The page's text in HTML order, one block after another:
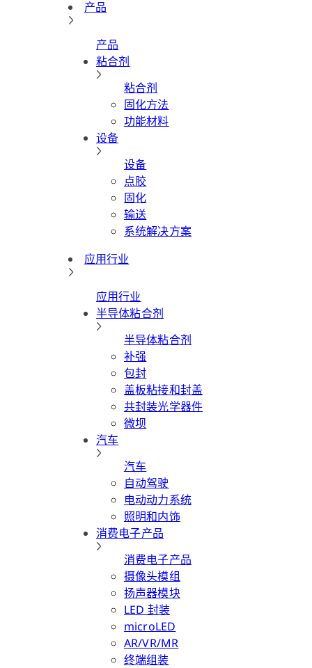
产品
产品
粘合剂
粘合剂
固化方法
功能材料
设备
设备
点胶
固化
输送
系统解决方案
应用行业
应用行业
半导体粘合剂
半导体粘合剂
补强
包封
盖板粘接和封盖
共封装光学器件
微坝
汽车
汽车
自动驾驶
电动动力系统
照明和内饰
消费电子产品
消费电子产品
摄像头模组
扬声器模块
LED 封装
microLED
AR/VR/MR
终端组装